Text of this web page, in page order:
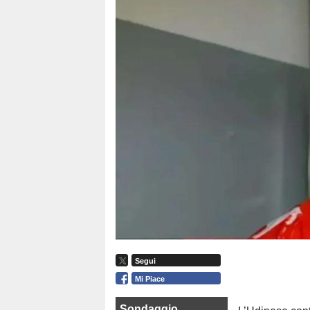
Segui
Mi Piace